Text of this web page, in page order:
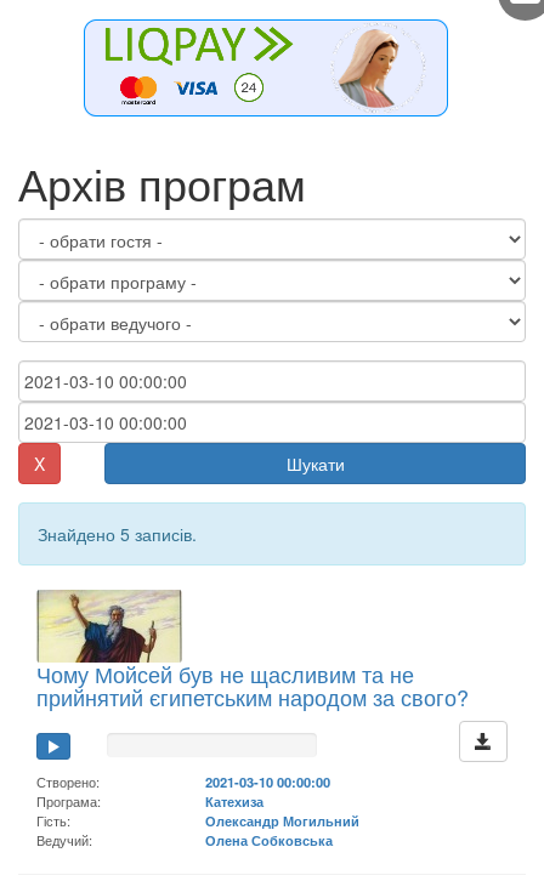
Архів програм
X Шукати
Знайдено 5 записів.
Чому Мойсей був не щасливим та не
прийнятий єгипетським народом за свого?
Створено:
2021-03-10 00:00:00
Програма:
Катехиза
Гість:
Олександр Могильний
Ведучий:
Олена Собковська